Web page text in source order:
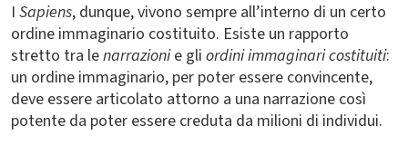
I Sapiens, dunque,vivono sempre all’interno di un certo
ordine immaginario costituito. Esiste un rapporto
stretto tra lenarrazionie gli ordini immaginari costituiti:
un ordine immaginario, per poter essere convincente,
deve essere articolato attorno a una narrazione così
potente da poter essere creduta da milioni di individui.